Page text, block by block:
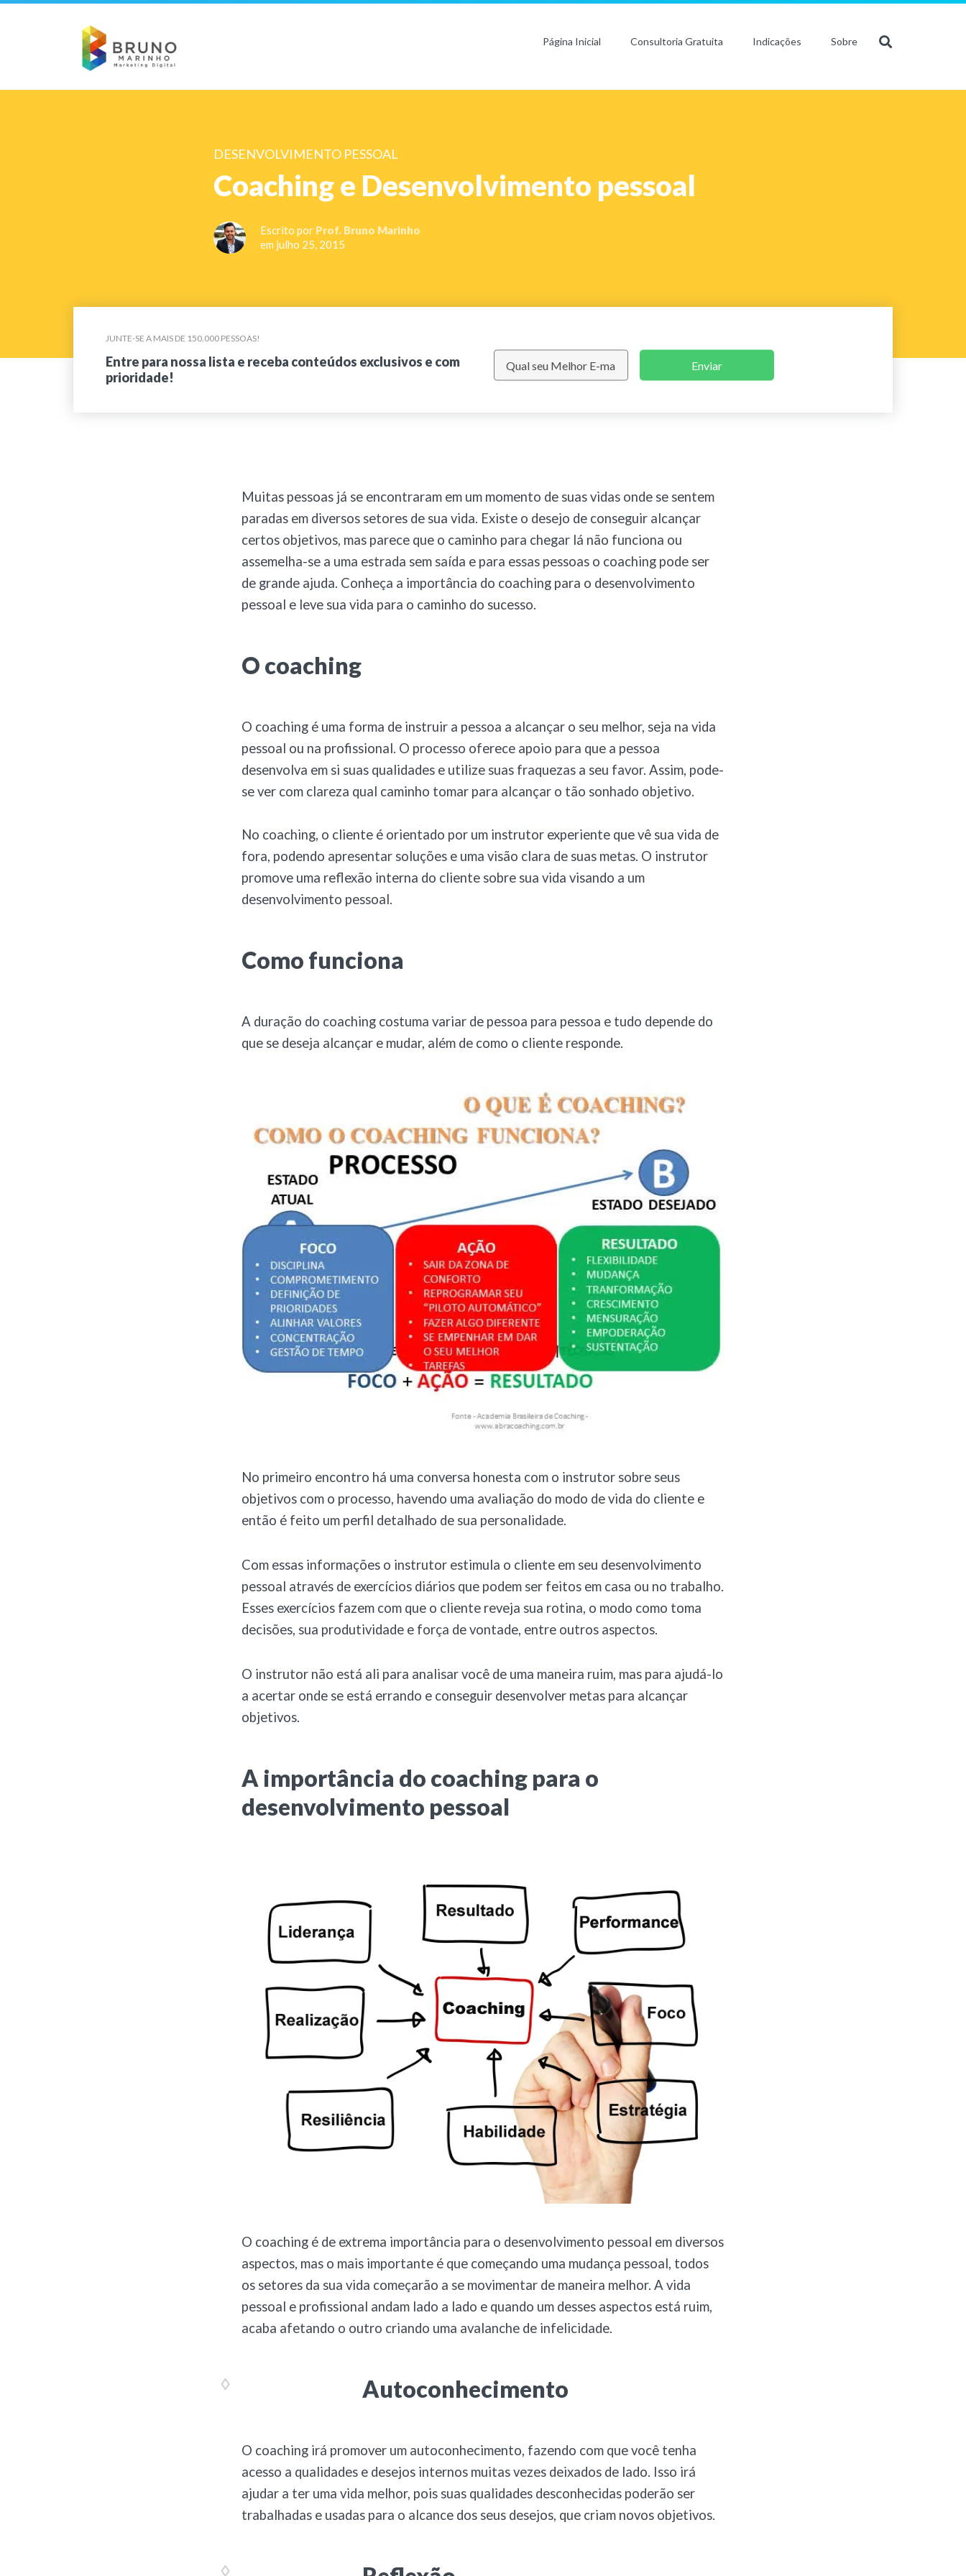
Página Inicial Consultoria Gratuita Indicações Sobre
DESENVOLVIMENTO PESSOAL
Coaching e Desenvolvimento pessoal
Escrito por Prof. Bruno Marinho
em julho 25, 2015
JUNTE-SE A MAIS DE 150.000 PESSOAS!
Entre para nossa lista e receba conteúdos exclusivos e com
prioridade!
Enviar
Muitas pessoas já se encontraram em um momento de suas vidas onde se sentem
paradas em diversos setores de sua vida. Existe o desejo de conseguir alcançar
certos objetivos, mas parece que o caminho para chegar lá não funciona ou
assemelha-se a uma estrada sem saída e para essas pessoas o coaching pode ser
de grande ajuda. Conheça a importância do coaching para o desenvolvimento
pessoal e leve sua vida para o caminho do sucesso.
O coaching
O coaching é uma forma de instruir a pessoa a alcançar o seu melhor, seja na vida
pessoal ou na profissional. O processo oferece apoio para que a pessoa
desenvolva em si suas qualidades e utilize suas fraquezas a seu favor. Assim, pode-
se ver com clareza qual caminho tomar para alcançar o tão sonhado objetivo.
No coaching, o cliente é orientado por um instrutor experiente que vê sua vida de
fora, podendo apresentar soluções e uma visão clara de suas metas. O instrutor
promove uma reflexão interna do cliente sobre sua vida visando a um
desenvolvimento pessoal.
Como funciona
A duração do coaching costuma variar de pessoa para pessoa e tudo depende do
que se deseja alcançar e mudar, além de como o cliente responde.
No primeiro encontro há uma conversa honesta com o instrutor sobre seus
objetivos com o processo, havendo uma avaliação do modo de vida do cliente e
então é feito um perfil detalhado de sua personalidade.
Com essas informações o instrutor estimula o cliente em seu desenvolvimento
pessoal através de exercícios diários que podem ser feitos em casa ou no trabalho.
Esses exercícios fazem com que o cliente reveja sua rotina, o modo como toma
decisões, sua produtividade e força de vontade, entre outros aspectos.
O instrutor não está ali para analisar você de uma maneira ruim, mas para ajudá-lo
a acertar onde se está errando e conseguir desenvolver metas para alcançar
objetivos.
A importância do coaching para o
desenvolvimento pessoal
O coaching é de extrema importância para o desenvolvimento pessoal em diversos
aspectos, mas o mais importante é que começando uma mudança pessoal, todos
os setores da sua vida começarão a se movimentar de maneira melhor. A vida
pessoal e profissional andam lado a lado e quando um desses aspectos está ruim,
acaba afetando o outro criando uma avalanche de infelicidade.
Autoconhecimento
O coaching irá promover um autoconhecimento, fazendo com que você tenha
acesso a qualidades e desejos internos muitas vezes deixados de lado. Isso irá
ajudar a ter uma vida melhor, pois suas qualidades desconhecidas poderão ser
trabalhadas e usadas para o alcance dos seus desejos, que criam novos objetivos.